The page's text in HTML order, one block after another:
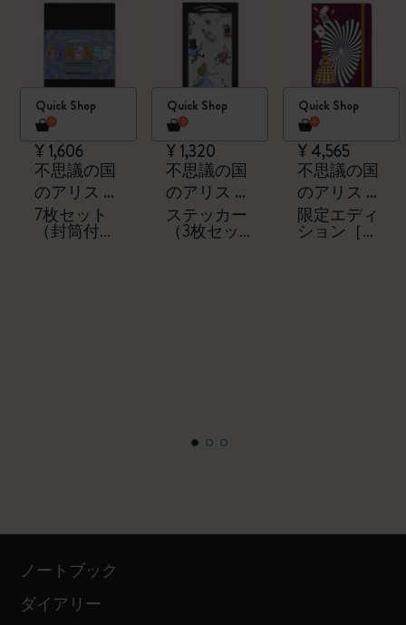
Quick Shop
¥ 1,606
不思議の国
のアリス グ
リーティン
グカード
7枚セット
（封筒付
き）
Quick Shop
¥ 1,320
不思議の国
のアリス ス
テッカー
ステッカー
（3枚セッ
ト）
Quick Shop
¥ 4,565
不思議の国
のアリス ノ
ートブック
限定エディ
ション［ハ
ートの女
ノートブック
ダイアリー